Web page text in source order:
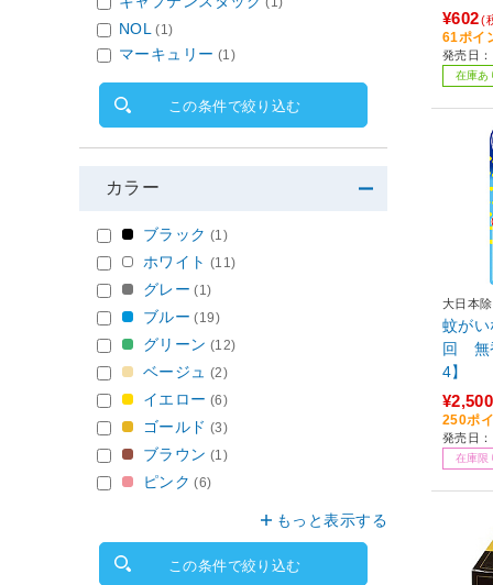
¥602 (
61ポイ
発売日
在庫あ
大日本
蚊が
回 無
4】
¥2,500
250ポ
発売日
在庫限
NOL (1)
マーキュリー (1)
この条件で絞り込む
カラー
ブラック (1)
ホワイト (11)
グレー (1)
ブルー (19)
グリーン (12)
ベージュ (2)
イエロー (6)
ゴールド (3)
ブラウン (1)
ピンク (6)
もっと表示する
この条件で絞り込む